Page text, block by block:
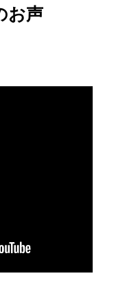
お声